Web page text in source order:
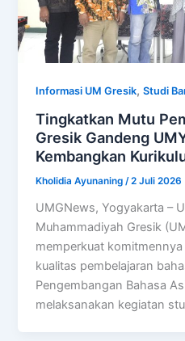
Informasi UM Gresik,Studi
Tingkatkan Mutu
Gresik Gandeng
Kembangkan
Kholidia Ayunaning/2 Juli 2026
UMGNews, Yogyakarta –
Muhammadiyah Gresik
memperkuat
kualitas pembelajaran
Pengembangan Bahasa
melaksanakan kegiatan